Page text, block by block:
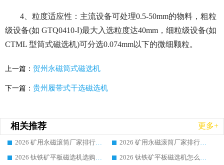
4、粒度适应性：主流设备可处理0.5-50mm的物料，粗粒
级设备(如 GTQ0410-Ⅰ)最大入选粒度达40mm，细粒级设备(如
CTML 型筒式磁选机)可分选0.074mm以下的微细颗粒。
上一篇： 贺州永磁筒式磁选机
下一篇： 贵州履带式干选磁选机
相关推荐 更多+
2026 矿用永磁滚筒厂家排行榜选购干货指南 行业口碑标杆华体会手机网页版-华体会(中国) 实力出众
2026 矿用永磁滚筒厂家排行榜选购指南，行业口碑领域强者华体会手机网页版-华体会(中国)
2026 钛铁矿平板磁选机选购全攻略 市场公认优质品牌厂家实力排行榜
2026 钛铁矿平板磁选机怎么选 靠谱生产企业实力排行榜选购参考攻略